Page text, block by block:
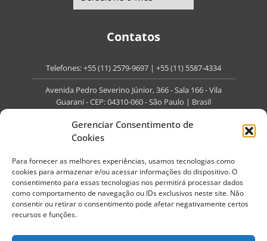
Gerenciar Consentimento de
Cookies
Para fornecer as melhores experiências, usamos tecnologias como
cookies para armazenar e/ou acessar informações do dispositivo. O
consentimento para essas tecnologias nos permitirá processar dados
como comportamento de navegação ou IDs exclusivos neste site. Não
consentir ou retirar o consentimento pode afetar negativamente certos
recursos e funções.
Contatos
Telefones:+55 (11) 2579-9697 | +55 (11) 5587-4334
Avenida Pedro Severino Júnior, 366 - Sala 166 - Vila
Guarani - CEP: 04310-060 - São Paulo | Brasil
contato@portaldoenvelhecimento.com.br
Redes Sociais